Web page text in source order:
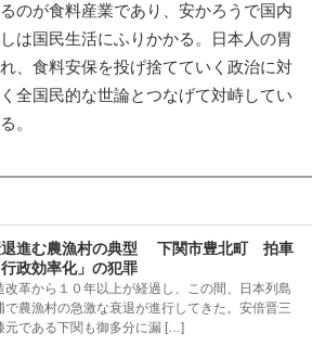
のが食料産業であり、安かろうで国内
は国民生活にふりかかる。日本人の胃
、食料安保を投げ捨てていく政治に対
全国民的な世論とつなげて対峙してい
。
退進む農漁村の典型 下関市豊北町 拍車
政効率化」の犯罪
革から１０年以上が経過し、この間、日本列島
で農漁村の急激な衰退が進行してきた。安倍晋三
元である下関も御多分に漏 […]